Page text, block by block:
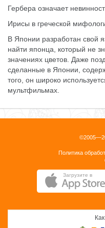
Гербера означает
Ирисы в греческой
В Японии разработан свой
найти японца, который не
значениях цветов. Даже
сделанные в Японии,
того, он широко
мультфильмах.
Политика
Загрузите в